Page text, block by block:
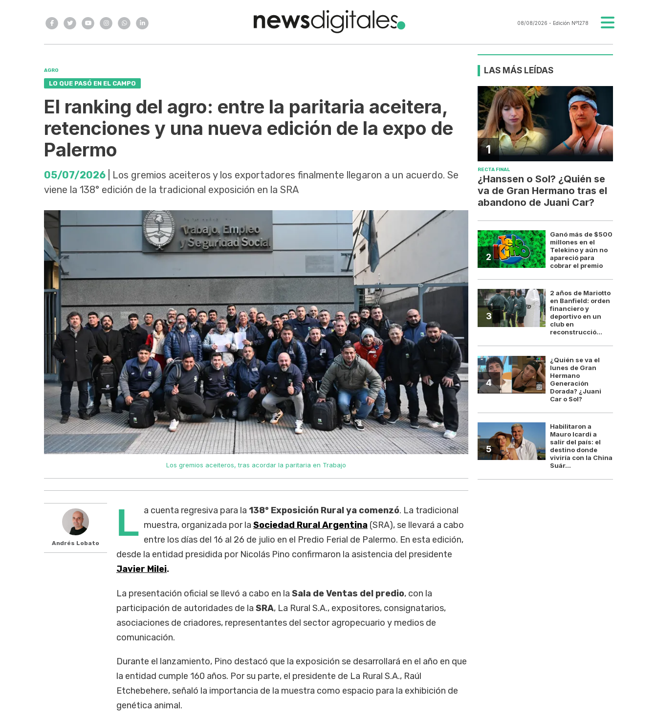
08/08/2026 - Edición Nº1278
AGRO
LO QUE PASÓ EN EL CAMPO
El ranking del agro: entre la paritaria aceitera,
retenciones y una nueva edición de la expo de
Palermo
05/07/2026 | Los gremios aceiteros y los exportadores finalmente llegaron a un acuerdo. Se
viene la 138° edición de la tradicional exposición en la SRA
Los gremios aceiteros, tras acordar la paritaria en Trabajo
Andrés Lobato L a cuenta regresiva para la 138° Exposición Rural ya comenzó. La tradicional
muestra, organizada por la Sociedad Rural Argentina(SRA), se llevará a cabo
entre los días del 16 al 26 de julio en el Predio Ferial de Palermo. En esta edición,
desde la entidad presidida por Nicolás Pino confirmaron la asistencia del presidente
Javier Milei.
La presentación oficial se llevó a cabo en la Sala de Ventas del predio, con la
participación de autoridades de la SRA, La Rural S.A., expositores, consignatarios,
asociaciones de criadores, representantes del sector agropecuario y medios de
comunicación.
Durante el lanzamiento, Pino destacó que la exposición se desarrollará en el año en que
la entidad cumple 160 años. Por su parte, el presidente de La Rural S.A., Raúl
Etchebehere, señaló la importancia de la muestra como espacio para la exhibición de
genética animal.
LAS MÁS LEÍDAS
1
RECTA FINAL
¿Hanssen o Sol? ¿Quién se
va de Gran Hermano tras el
abandono de Juani Car?
2
Ganó más de $500
millones en el
Telekino y aún no
apareció para
cobrar el premio
3
2 años de Mariotto
en Banfield: orden
financiero y
deportivo en un
club en
reconstrucció...
4
¿Quién se va el
lunes de Gran
Hermano
Generación
Dorada? ¿Juani
Car o Sol?
5
Habilitaron a
Mauro Icardi a
salir del país: el
destino donde
viviría con la China
Suár...